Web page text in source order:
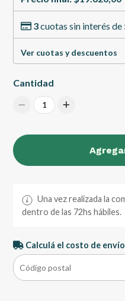
3cuotas sin interés de
Ver cuotas y descuentos
Cantidad
1
Una vez realizada la
dentro de las 72hs hábiles.
Calculá el costo de envío